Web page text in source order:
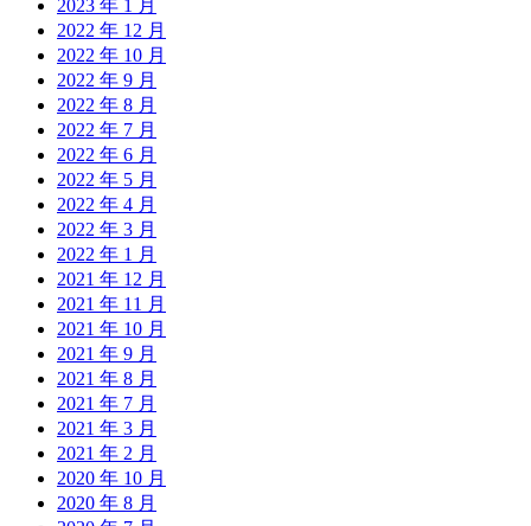
2023 年 1 月
2022 年 12 月
2022 年 10 月
2022 年 9 月
2022 年 8 月
2022 年 7 月
2022 年 6 月
2022 年 5 月
2022 年 4 月
2022 年 3 月
2022 年 1 月
2021 年 12 月
2021 年 11 月
2021 年 10 月
2021 年 9 月
2021 年 8 月
2021 年 7 月
2021 年 3 月
2021 年 2 月
2020 年 10 月
2020 年 8 月